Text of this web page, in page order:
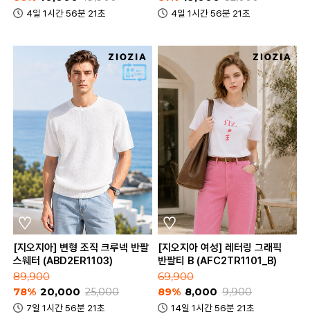
4일 1시간 56분 21초 4일 1시간 56분 21초
[지오지아] 변형 조직 크루넥 반팔
스웨터 (ABD2ER1103)
89,900
78% 20,000 25,000
7일 1시간 56분 21초
[지오지아 여성] 레터링 그래픽
반팔티 B (AFC2TR1101_B)
69,900
89% 8,000 9,900
14일 1시간 56분 21초